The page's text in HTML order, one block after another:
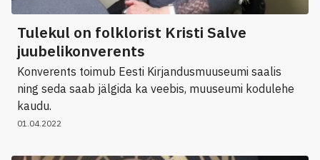
Tulekul on folklorist Kristi Salve
juubelikonverents
Konverents toimub Eesti Kirjandusmuuseumi saalis
ning seda saab jälgida ka veebis, muuseumi kodulehe
kaudu.
01.04.2022